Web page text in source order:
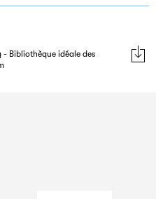
Bibliothèque idéale des